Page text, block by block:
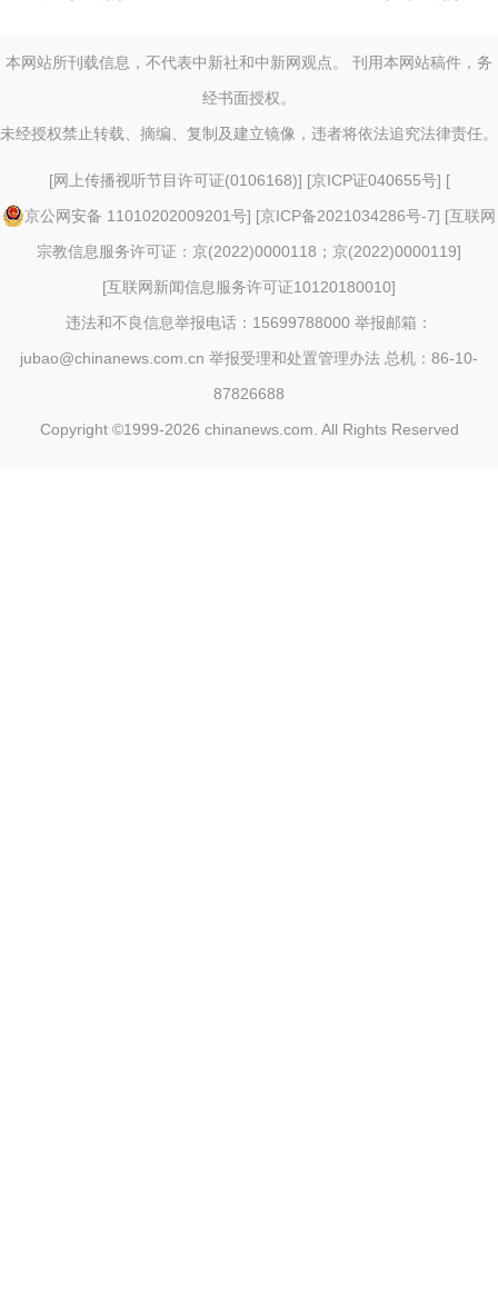
本网站所刊载信息，不代表中新社和中新网观点。 刊用本网站稿件，务
经书面授权。
未经授权禁止转载、摘编、复制及建立镜像，违者将依法追究法律责任。
[网上传播视听节目许可证(0106168)] [京ICP证040655号] [
京公网安备 11010202009201号] [京ICP备2021034286号-7] [互联网
宗教信息服务许可证：京(2022)0000118；京(2022)0000119]
[互联网新闻信息服务许可证10120180010]
违法和不良信息举报电话：15699788000 举报邮箱：
jubao@chinanews.com.cn 举报受理和处置管理办法 总机：86-10-
87826688
Copyright ©1999-2026 chinanews.com. All Rights Reserved